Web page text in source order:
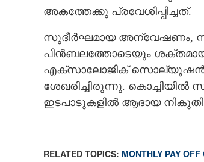
അകത്തേക്കു പ്രവേശിപ്പിച്ചത്.
സുദീർഘമായ അന്വേഷണം,
പിൻബലത്തോടെയും
എക്‌സാലോജിക്
ശേഖരിച്ചിരുന്നു. കൊച്ചിയിൽ
ഇടപാടുകളിൽ ആദായ നികുതി
RELATED TOPICS: MONTHLY PAY OFF